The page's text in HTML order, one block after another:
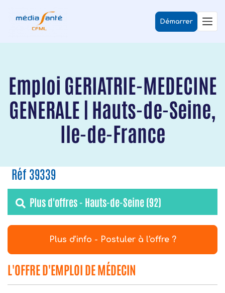
Démarrer
Emploi GERIATRIE-MEDECINE
GENERALE | Hauts-de-Seine,
Ile-de-France
Réf 39339
Plus d'offres - Hauts-de-Seine (92)
Plus d'info - Postuler à l'offre ?
L'OFFRE D'EMPLOI DE MÉDECIN